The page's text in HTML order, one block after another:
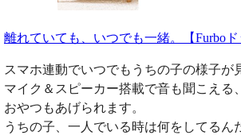
離れていても、いつでも一緒。【Furboド
スマホ連動でいつでもうちの子の様子が
マイク＆スピーカー搭載で音も聞こえる
おやつもあげられます。
うちの子、一人でいる時は何をしてるん